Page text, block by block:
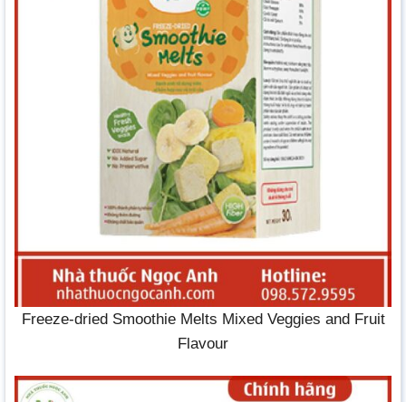
Freeze-dried Smoothie Melts Mixed Veggies and Fruit
Flavour